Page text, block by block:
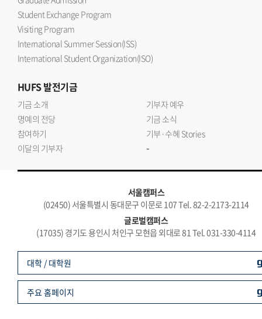
Student Exchange Program
Visiting Program
International Summer Session(ISS)
International Student Organization(ISO)
HUFS발전기금
기금 소개
기부자 예우
명예의 전당
기금 소식
참여하기
기부·수혜 Stories
이달의 기부자
-
서울캠퍼스
(02450) 서울특별시 동대문구 이문로 107 Tel. 82-2-2173-2114
글로벌캠퍼스
(17035) 경기도 용인시 처인구 모현읍 외대로 81 Tel. 031-330-4114
대학 / 대학원
주요 홈페이지